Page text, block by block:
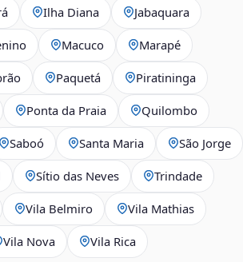
Ilha Diana Jabaquara
Macuco Marapé
Paquetá Piratininga
Ponta da Praia Quilombo
Saboó Santa Maria São Jorge
Sítio das Neves Trindade
Vila Belmiro Vila Mathias
Vila Nova Vila Rica